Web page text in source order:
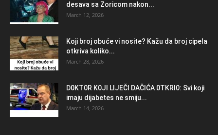
desava sa Zoricom nakon...
March 12, 2026
Koji broj obuće vi nosite? Kažu da broj cipela
otkriva koliko...
March 28, 2026
D0KT0R K0Jl LlJEČl DAČlĆA 0TKRl0: Svi koji
imaju dijabetes ne smiju...
March 14, 2026